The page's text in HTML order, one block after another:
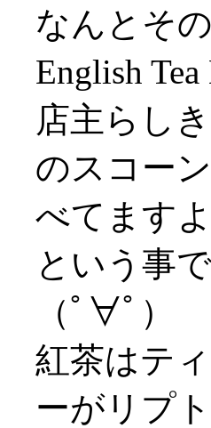
なんとそ
English
店主らし
のスコー
べてますよ
という事
（ﾟ∀ﾟ）
紅茶はテ
ーがリプ